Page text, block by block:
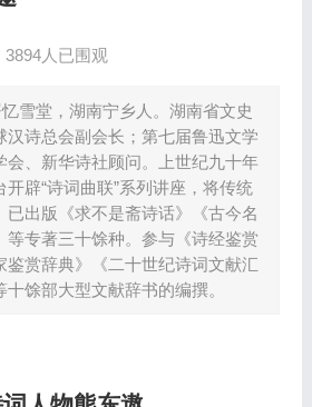
3894人已围观
雪堂，湖南宁乡人。湖南省文史
汉诗总会副会长；第七届鲁迅文学
会、新华诗社顾问。上世纪九十年
辟“诗词曲联”系列讲座，将传统
已出版《求不是斋诗话》《古今名
等专著三十馀种。参与《诗经鉴赏
鉴赏辞典》《二十世纪诗词文献汇
馀部大型文献辞书的编撰。